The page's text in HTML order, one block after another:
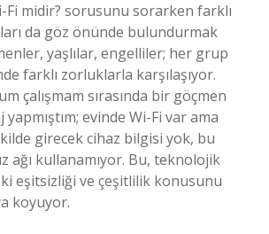
Fi midir? sorusunu sorarken farklı
da göz önünde bulundurmak
yaşlılar, engelliler; her grup
farklı zorluklarla karşılaşıyor.
çalışmam sırasında bir göçmen
evinde Wi-Fi var ama
girecek cihaz bilgisi yok, bu
ağı kullanamıyor. Bu, teknolojik
eşitsizliği ve çeşitlilik konusunu
koyuyor.